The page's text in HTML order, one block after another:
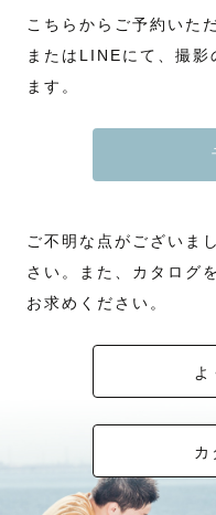
こちらからご予約いた
またはLINEにて、撮影
ます。
ご不明な点がございま
さい。また、カタログ
お求めください。
よ
カ